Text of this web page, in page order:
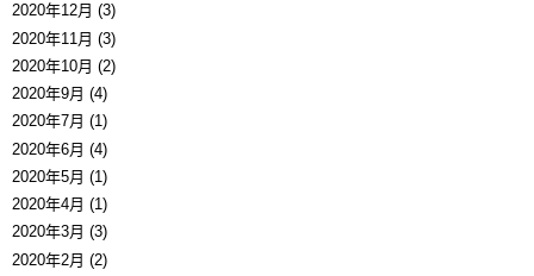
2020年12月 (3)
2020年11月 (3)
2020年10月 (2)
2020年9月 (4)
2020年7月 (1)
2020年6月 (4)
2020年5月 (1)
2020年4月 (1)
2020年3月 (3)
2020年2月 (2)